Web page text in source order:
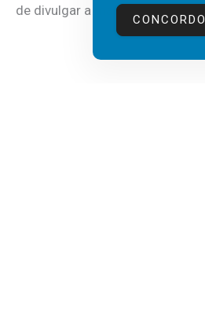
de divulgar a mais recente...
CONCORDO